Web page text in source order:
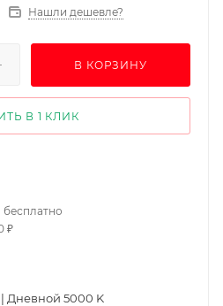
Нашли дешевле?
В КОРЗИНУ
В 1 КЛИК
₽
| Дневной 5000 K